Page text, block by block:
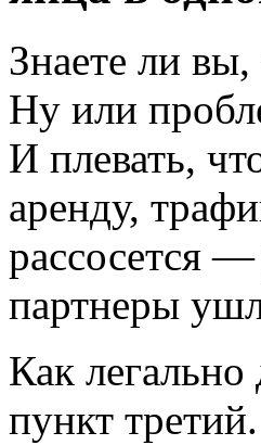
Знаете ли
Ну или
И плевать,
аренду,
рассосется
партнеры
Как
пункт третий.